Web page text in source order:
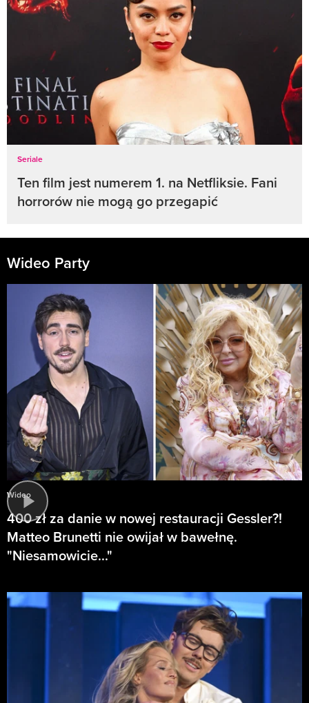
Seriale
Ten film jest numerem 1. na Netfliksie. Fani
horrorów nie mogą go przegapić
Wideo Party
Wideo
400 zł za danie w nowej restauracji Gessler?!
Matteo Brunetti nie owijał w bawełnę.
"Niesamowicie..."